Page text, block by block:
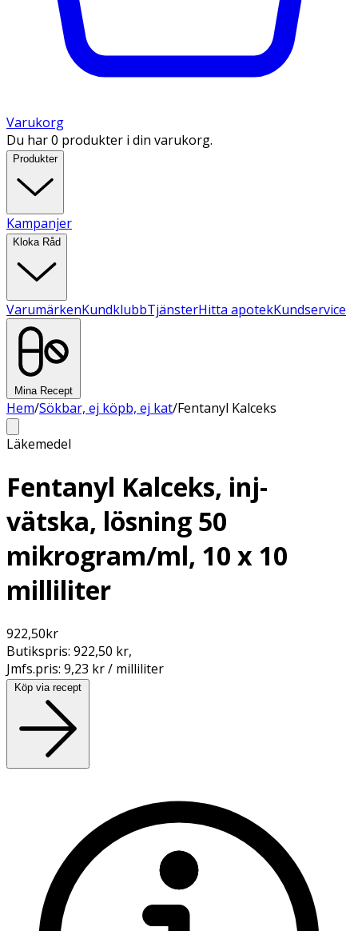
Varukorg
Du har 0 produkter i din varukorg.
Produkter
Kampanjer
Kloka Råd
VarumärkenKundklubbTjänsterHitta apotekKundservice
Mina Recept
Hem/Sökbar, ej köpb, ej kat/Fentanyl Kalceks
Läkemedel
Fentanyl Kalceks, inj-
vätska, lösning 50
mikrogram/ml, 10 x 10
milliliter
922,50kr
Butikspris: 922,50 kr,
Jmfs.pris: 9,23 kr / milliliter
Köp via recept